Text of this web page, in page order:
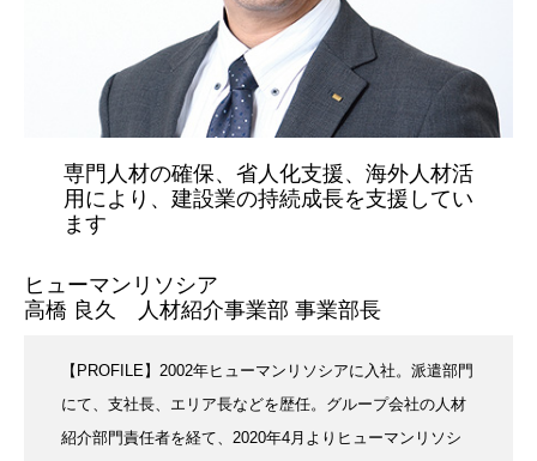
専門人材の確保、省人化支援、海外人材活
用により、建設業の持続成長を支援してい
ます
ヒューマンリソシア
高橋 良久 人材紹介事業部 事業部長
【PROFILE】2002年ヒューマンリソシアに入社。派遣部門
にて、支社長、エリア長などを歴任。グループ会社の人材
紹介部門責任者を経て、2020年4月よりヒューマンリソシ